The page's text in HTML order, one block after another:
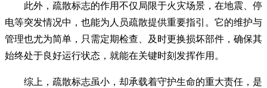
此外，疏散标志的作用不仅局限于火灾场景，在地震、停
电等突发情况中，也能为人员疏散提供重要指引。它的维护与
管理也尤为简单，只需定期检查、及时更换损坏部件，确保其
始终处于良好运行状态，就能在关键时刻发挥作用。
综上，疏散标志虽小，却承载着守护生命的重大责任，是